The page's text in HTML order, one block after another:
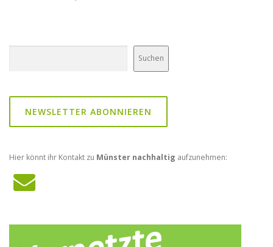
Suchen
NEWSLETTER ABONNIEREN
Hier könnt ihr Kontakt zu Münster nachhaltig aufzunehmen: